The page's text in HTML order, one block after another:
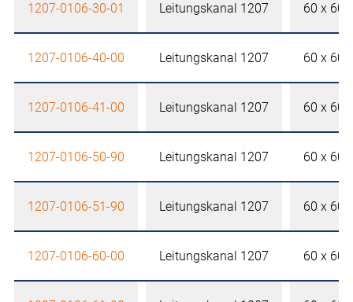
1207-0106-30-01 Leitungskanal 1207 60 x 60
1207-0106-40-00 Leitungskanal 1207 60 x 60
1207-0106-41-00 Leitungskanal 1207 60 x 60
1207-0106-50-90 Leitungskanal 1207 60 x 60
1207-0106-51-90 Leitungskanal 1207 60 x 60
1207-0106-60-00 Leitungskanal 1207 60 x 60